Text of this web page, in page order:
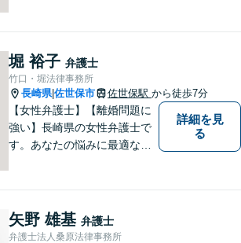
寧にお話を伺うことを大切に
しています。
堀 裕子 弁護士
竹口・堀法律事務所
長崎県|佐世保市 佐世保駅 から徒歩7分
【女性弁護士】【離婚問題に
強い】長崎県の女性弁護士で
す。あなたの悩みに最適なリ
詳細を見
る
矢野 雄基 弁護士
弁護士法人桑原法律事務所